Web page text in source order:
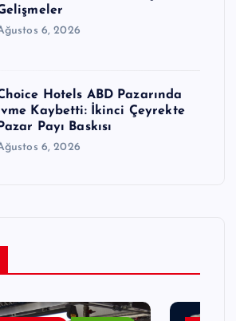
6, 2026
Hotels ABD Pazarında
Kaybetti: İkinci Çeyrekte
Payı Baskısı
6, 2026